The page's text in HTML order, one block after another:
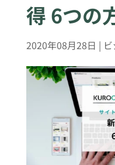
得 6つの
2020年08月28日 |